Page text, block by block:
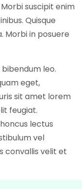
suscipit enim
Quisque
Morbi in posuere
leo.
eget,
sit amet lorem
feugiat.
lectus
vel
convallis velit et